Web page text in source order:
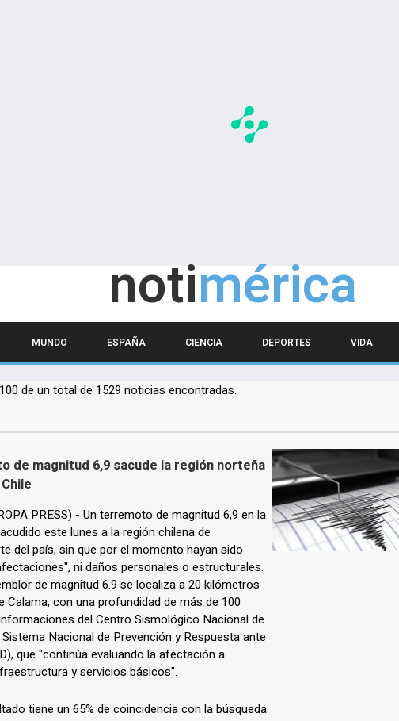
notimérica
MUNDO ESPAÑA CIENCIA DEPORTES VIDA
de un total de 1529 noticias encontradas.
de magnitud 6,9 sacude la región norteña
PRESS) - Un terremoto de magnitud 6,9 en la
este lunes a la región chilena de
del país, sin que por el momento hayan sido
ni daños personales o estructurales.
de magnitud 6.9 se localiza a 20 kilómetros
Calama, con una profundidad de más de 100
del Centro Sismológico Nacional de
Nacional de Prevención y Respuesta ante
que "continúa evaluando la afectación a
y servicios básicos".
tiene un 65% de coincidencia con la búsqueda.